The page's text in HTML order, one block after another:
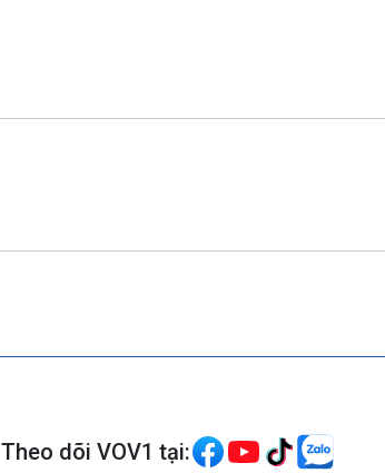
Theo dõi VOV1 tại: